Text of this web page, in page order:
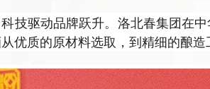
技驱动品牌跃升。洛北春集团在
优质的原材料选取，到精细的酿